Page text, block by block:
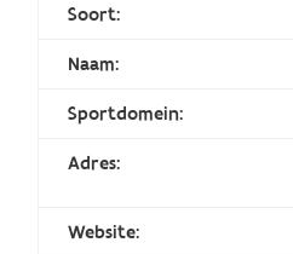
Soort:
Naam:
Sportdomein:
Adres:
Website: